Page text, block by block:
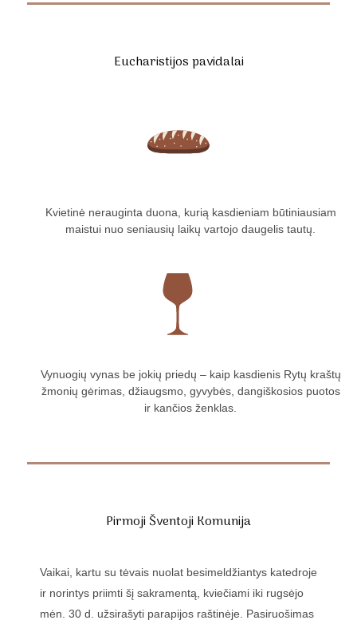
Eucharistijos pavidalai
Kvietinė nerauginta duona, kurią kasdieniam būtiniausiam
maistui nuo seniausių laikų vartojo daugelis tautų.
Vynuogių vynas be jokių priedų – kaip kasdienis Rytų kraštų
žmonių gėrimas, džiaugsmo, gyvybės, dangiškosios puotos
ir kančios ženklas.
Pirmoji Šventoji Komunija
Vaikai, kartu su tėvais nuolat besimeldžiantys katedroje
ir norintys priimti šį sakramentą, kviečiami iki rugsėjo
mėn. 30 d. užsirašyti parapijos raštinėje. Pasiruošimas